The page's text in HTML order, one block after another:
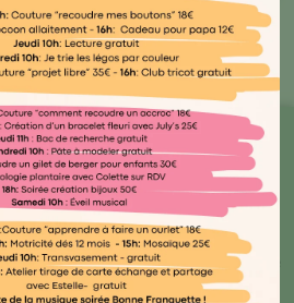
Kocoon
détail compte ! Plongez
qualité et originalité se
notre vaste gamme de produits
des artisans normands ou
marques renommées telles que